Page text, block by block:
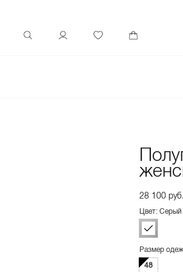
28 100
Цвет: Серый
Размер
48